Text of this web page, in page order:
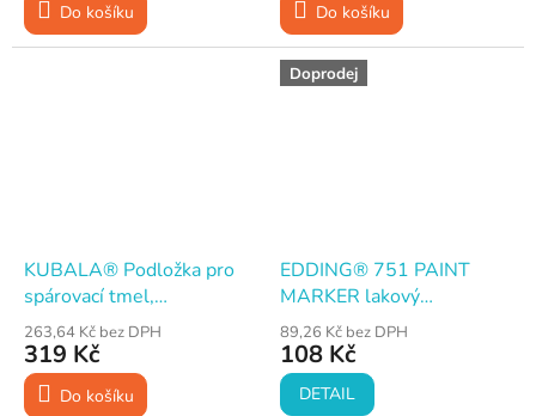
Do košíku Do košíku
KUBALA® Podložka pro
spárovací tmel,
50×305×15 mm
263,64 Kč bez DPH
319 Kč
Do košíku
Doprodej
EDDING® 751 PAINT
MARKER lakový
popisovač, kulatý hrot 1 -
2 mm
89,26 Kč bez DPH
108 Kč
DETAIL